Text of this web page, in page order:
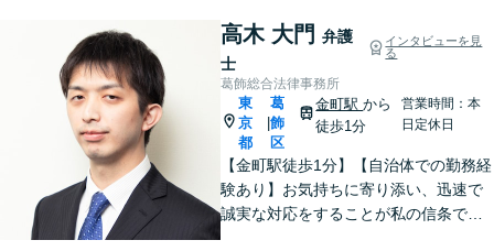
高木 大門 弁護
士
インタビューを見
る
葛飾総合法律事務所
東
京
都
葛
飾
区
金町駅から
徒歩1分
営業時間：本
日定休日
【金町駅徒歩1分】【自治体での勤務経
験あり】お気持ちに寄り添い、迅速で
誠実な対応をすることが私の信条で